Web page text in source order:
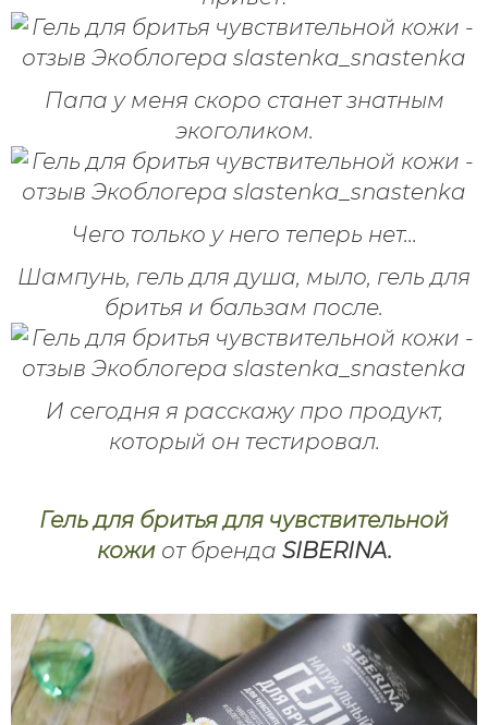
Папа у меня скоро станет знатным
экоголиком.
Чего только у него теперь нет...
Шампунь, гель для душа, мыло, гель для
бритья и бальзам после.
И сегодня я расскажу про продукт,
который он тестировал.
Гель для бритья для чувствительной
кожи от бренда SIBERINA.